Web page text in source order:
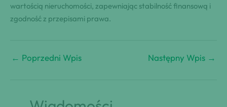
wartością nieruchomości, zapewniając stabilność finansową i
zgodność z przepisami prawa.
← Poprzedni Wpis Następny Wpis →